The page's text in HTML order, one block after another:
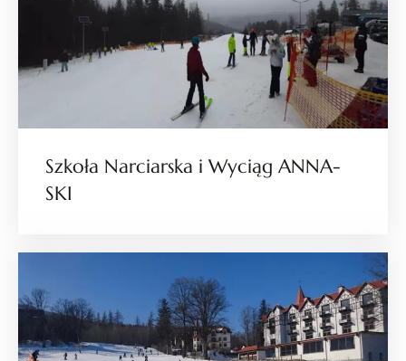
Szkoła Narciarska i Wyciąg ANNA-
SKI